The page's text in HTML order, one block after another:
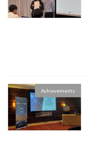
Achievements